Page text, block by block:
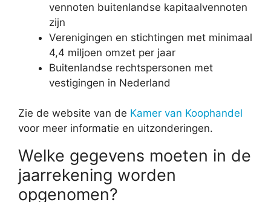
vennoten buitenlandse kapitaalvennoten
zijn
Verenigingen en stichtingen met minimaal
4,4 miljoen omzet per jaar
Buitenlandse rechtspersonen met
vestigingen in Nederland
Zie de website van de Kamer van Koophandel
voor meer informatie en uitzonderingen.
Welke gegevens moeten in de
jaarrekening worden
opgenomen?